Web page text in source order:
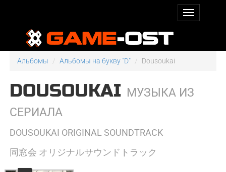
Альбомы Альбомы на букву "D" Dousoukai
DOUSOUKAI МУЗЫКА ИЗ
СЕРИАЛА
DOUSOUKAI ORIGINAL SOUNDTRACK
同窓会 オリジナルサウンドトラック